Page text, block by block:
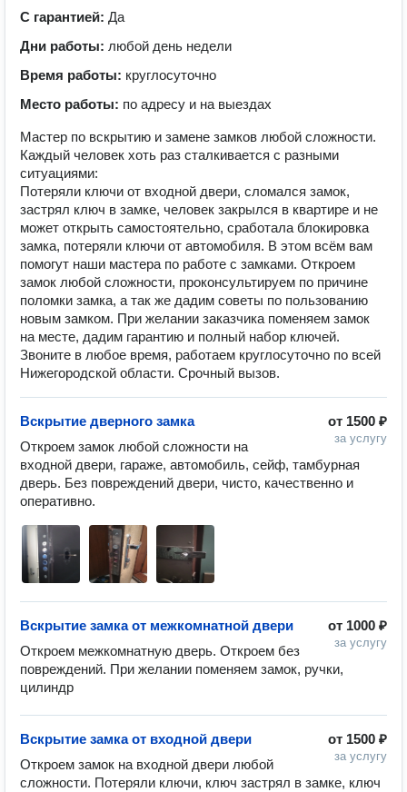
С гарантией: Да
Дни работы: любой день недели
Время работы: круглосуточно
Место работы: по адресу и на выездах
Мастер по вскрытию и замене замков любой сложности.
Каждый человек хоть раз сталкивается с разными
ситуациями:
Потеряли ключи от входной двери, сломался замок,
застрял ключ в замке, человек закрылся в квартире и не
может открыть самостоятельно, сработала блокировка
замка, потеряли ключи от автомобиля. В этом всём вам
помогут наши мастера по работе с замками. Откроем
замок любой сложности, проконсультируем по причине
поломки замка, а так же дадим советы по пользованию
новым замком. При желании заказчика поменяем замок
на месте, дадим гарантию и полный набор ключей.
Звоните в любое время, работаем круглосуточно по всей
Нижегородской области. Срочный вызов.
от 1500 ₽
за услугу
Вскрытие дверного замка
Откроем замок любой сложности на
входной двери, гараже, автомобиль, сейф, тамбурная
дверь. Без повреждений двери, чисто, качественно и
оперативно.
от 1000 ₽
за услугу
Вскрытие замка от межкомнатной двери
Откроем межкомнатную дверь. Откроем без
повреждений. При желании поменяем замок, ручки,
цилиндр
от 1500 ₽
за услугу
Вскрытие замка от входной двери
Откроем замок на входной двери любой
сложности. Потеряли ключи, ключ застрял в замке, ключ